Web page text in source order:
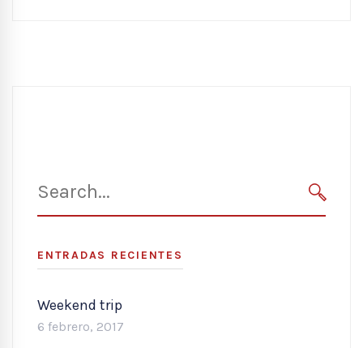
for:
ENTRADAS RECIENTES
Weekend trip
6 febrero, 2017